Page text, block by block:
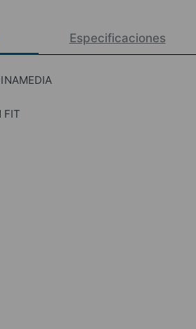
Especificaciones
FIT